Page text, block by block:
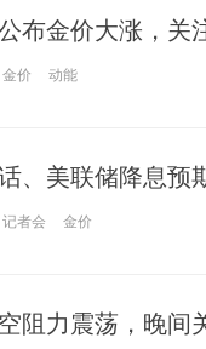
布金价大涨，关
金价 动能
、美联储降息预
记者会 金价
阻力震荡，晚间